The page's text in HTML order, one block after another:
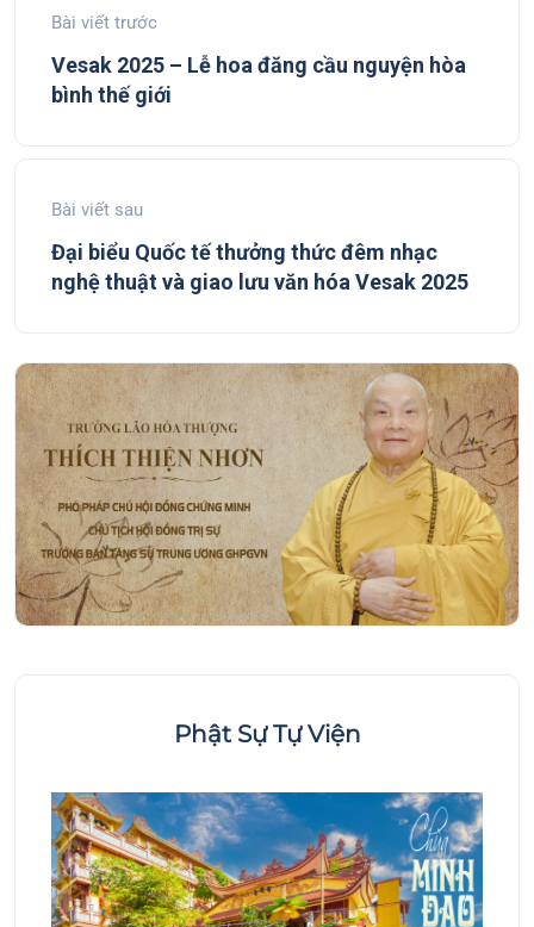
Bài viết trước
Vesak 2025 – Lễ hoa đăng cầu nguyện hòa
bình thế giới
Bài viết sau
Đại biểu Quốc tế thưởng thức đêm nhạc
nghệ thuật và giao lưu văn hóa Vesak 2025
Phật Sự Tự Viện